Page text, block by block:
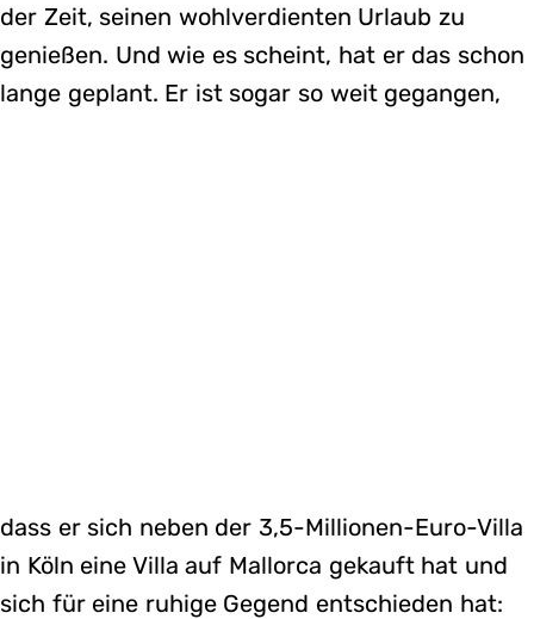
der Zeit, seinen wohlverdienten Urlaub zu
genießen. Und wie es scheint, hat er das schon
lange geplant. Er ist sogar so weit gegangen,
dass er sich neben der 3,5-Millionen-Euro-Villa
in Köln eine Villa auf Mallorca gekauft hat und
sich für eine ruhige Gegend entschieden hat: